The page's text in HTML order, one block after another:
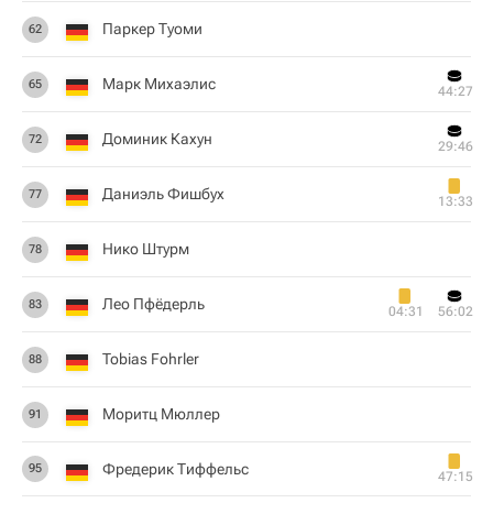
62 Паркер Туоми
65 Марк Михаэлис 44:27
72 Доминик Кахун 29:46
77 Даниэль Фишбух 13:33
78 Нико Штурм
83 Лео Пфёдерль 04:31 56:02
88 Tobias Fohrler
91 Моритц Мюллер
95 Фредерик Тиффельс 47:15